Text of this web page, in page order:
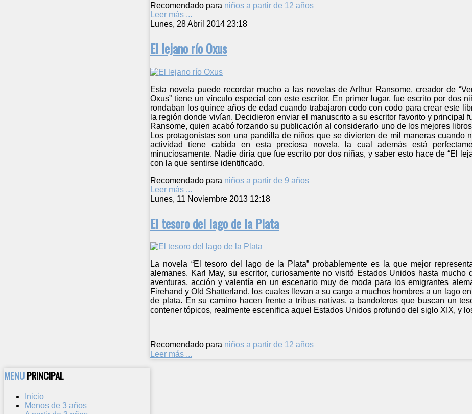
Recomendado para niños a partir de 12 años
Leer más ...
Lunes, 28 Abril 2014 23:18
El lejano río Oxus
Esta novela puede recordar mucho a las novelas de Arthur Ransome, creador de
Oxus” tiene un vínculo especial con este escritor. En primer lugar, fue escrito por dos
rondaban los quince años de edad cuando trabajaron codo con codo para crear este
la región donde vivían. Decidieron enviar el manuscrito a su escritor favorito y principal
Ransome, quien acabó forzando su publicación al considerarlo uno de los mejores
Los protagonistas son una pandilla de niños que se divierten de mil maneras cuando
actividad tiene cabida en esta preciosa novela, la cual además está
minuciosamente. Nadie diría que fue escrito por dos niñas, y saber esto hace de “El
con la que sentirse identificado.
Recomendado para niños a partir de 9 años
Leer más ...
Lunes, 11 Noviembre 2013 12:18
El tesoro del lago de la Plata
La novela “El tesoro del lago de la Plata” probablemente es la que mejor
alemanes. Karl May, su escritor, curiosamente no visitó Estados Unidos hasta
aventuras, acción y valentía en un escenario muy de moda para los emigrantes
Firehand y Old Shatterland, los cuales llevan a su cargo a muchos hombres a un lago
de plata. En su camino hacen frente a tribus nativas, a bandoleros que buscan un
contener tópicos, realmente escenifica aquel Estados Unidos profundo del siglo XIX, y
Recomendado para niños a partir de 12 años
Leer más ...
MENUPRINCIPAL
Inicio
Menos de 3 años